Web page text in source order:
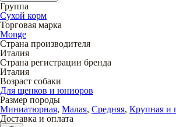
Группа
Сухой корм
Торговая марка
Monge
Страна производителя
Италия
Страна регистрации бренда
Италия
Возраст собаки
Для щенков и юниоров
Размер породы
Миниатюрная, Малая, Средняя, Крупная и
Доставка и оплата